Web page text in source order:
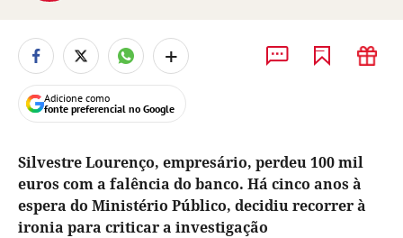
+
Adicione como
fonte preferencial no Google
Silvestre Lourenço, empresário, perdeu 100 mil
euros com a falência do banco. Há cinco anos à
espera do Ministério Público, decidiu recorrer à
ironia para criticar a investigação